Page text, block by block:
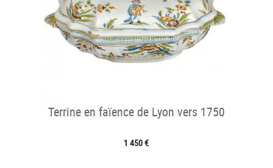
Terrine en faïence de Lyon vers 1750
1 450 €